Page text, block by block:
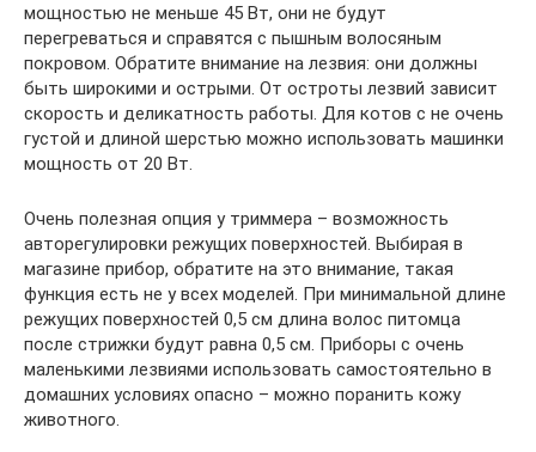
мощностью не меньше 45 Вт, они не будут
перегреваться и справятся с пышным волосяным
покровом. Обратите внимание на лезвия: они должны
быть широкими и острыми. От остроты лезвий зависит
скорость и деликатность работы. Для котов с не очень
густой и длиной шерстью можно использовать машинки
мощность от 20 Вт.
Очень полезная опция у триммера – возможность
авторегулировки режущих поверхностей. Выбирая в
магазине прибор, обратите на это внимание, такая
функция есть не у всех моделей. При минимальной длине
режущих поверхностей 0,5 см длина волос питомца
после стрижки будут равна 0,5 см. Приборы с очень
маленькими лезвиями использовать самостоятельно в
домашних условиях опасно – можно поранить кожу
животного.